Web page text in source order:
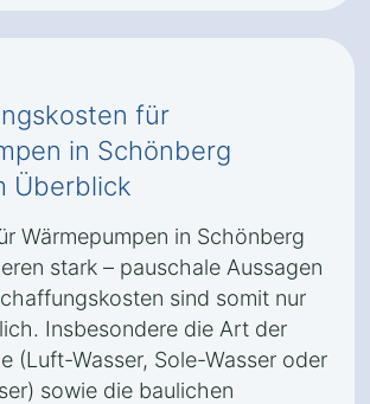
für
in Schönberg
Überblick
Wärmepumpen in Schönberg
stark – pauschale Aussagen
sind somit nur
Insbesondere die Art der
(Luft-Wasser, Sole-Wasser oder
sowie die baulichen